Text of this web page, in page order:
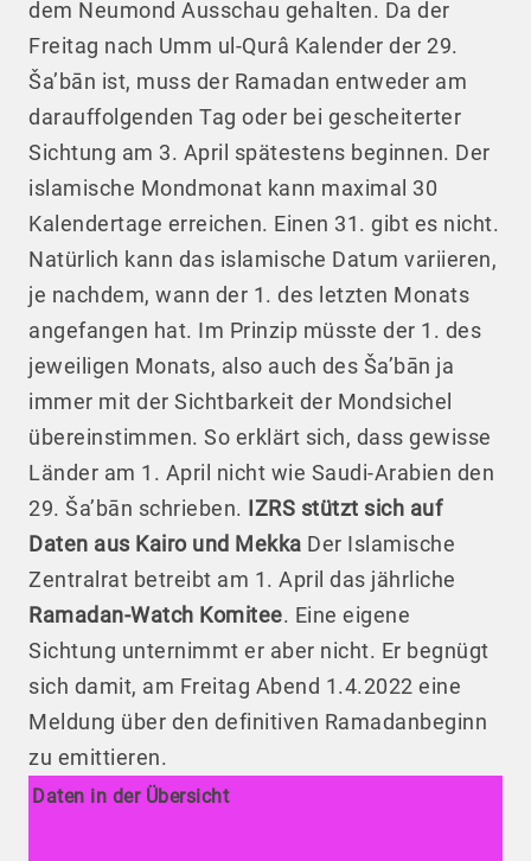
dem Neumond Ausschau gehalten. Da der
Freitag nach Umm ul-Qurâ Kalender der 29.
Ša’bān ist, muss der Ramadan entweder am
darauffolgenden Tag oder bei gescheiterter
Sichtung am 3. April spätestens beginnen. Der
islamische Mondmonat kann maximal 30
Kalendertage erreichen. Einen 31. gibt es nicht.
Natürlich kann das islamische Datum variieren,
je nachdem, wann der 1. des letzten Monats
angefangen hat. Im Prinzip müsste der 1. des
jeweiligen Monats, also auch des Ša’bān ja
immer mit der Sichtbarkeit der Mondsichel
übereinstimmen. So erklärt sich, dass gewisse
Länder am 1. April nicht wie Saudi-Arabien den
29. Ša’bān schrieben. IZRS stützt sich auf
Daten aus Kairo und Mekka Der Islamische
Zentralrat betreibt am 1. April das jährliche
Ramadan-Watch Komitee. Eine eigene
Sichtung unternimmt er aber nicht. Er begnügt
sich damit, am Freitag Abend 1.4.2022 eine
Meldung über den definitiven Ramadanbeginn
zu emittieren.
Daten in der Übersicht